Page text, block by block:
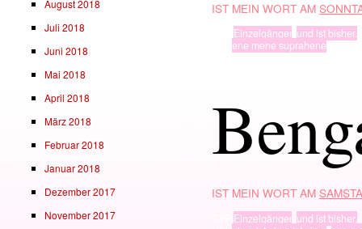
IST MEIN WORT AM
Einzelgänger, und ist bisher.
ene mene suprahene
IST MEIN WORT AM
Einzelgänger, und ist bisher.
August 2018
Juli 2018
Juni 2018
Mai 2018
April 2018
März 2018
Februar 2018
Januar 2018
Dezember 2017
November 2017